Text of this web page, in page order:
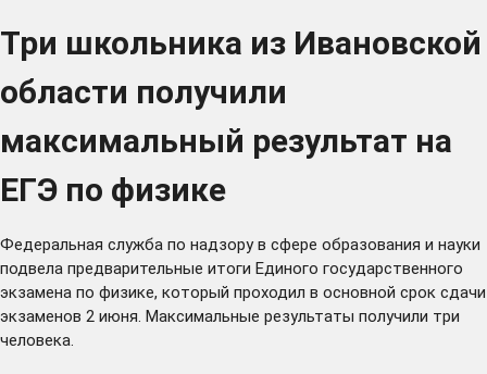
Три школьника из Ивановской
области получили
максимальный результат на
ЕГЭ по физике
Федеральная служба по надзору в сфере образования и науки
подвела предварительные итоги Единого государственного
экзамена по физике, который проходил в основной срок сдачи
экзаменов 2 июня. Максимальные результаты получили три
человека.